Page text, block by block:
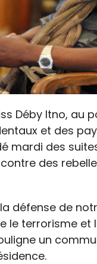
Déby Itno, au
et des
mardi des
des
la défense de
le terrorisme et
un